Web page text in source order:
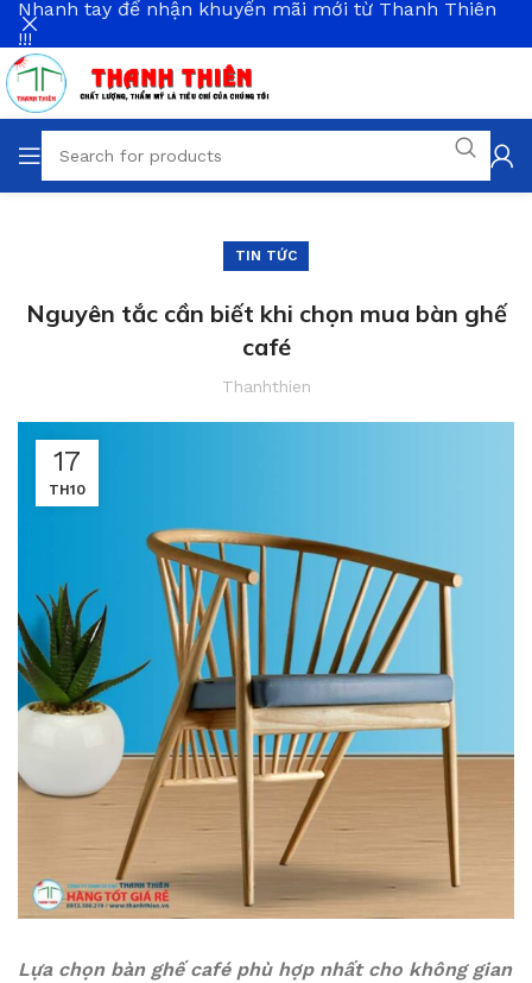
TIN TỨC
Nguyên tắc cần biết khi chọn mua bàn ghế
café
Thanhthien
17
TH10
Lựa chọn bàn ghế café phù hợp nhất cho không gian
Nhanh tay để nhận khuyến mãi mới từ Thanh Thiên
!!!